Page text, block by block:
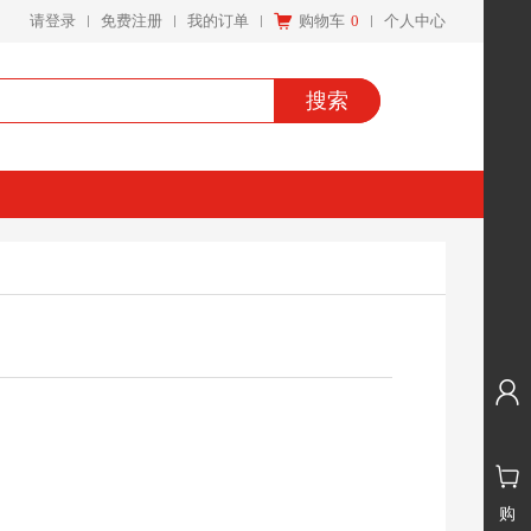
请登录 免费注册 我的订单 购物车 0 个人中心
搜索
购